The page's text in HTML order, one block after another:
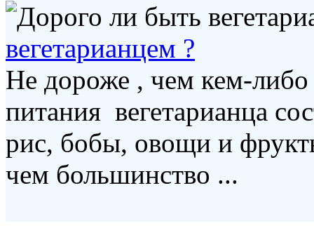
вегетарианцем ?
Не дороже , чем кем-
питания вегетарианца
рис, бобы, овощи и
чем большинство ...